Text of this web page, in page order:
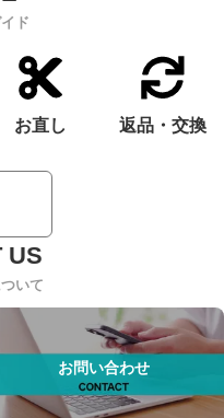
ド
お直し 返品・交換
いて
お問い合わせ